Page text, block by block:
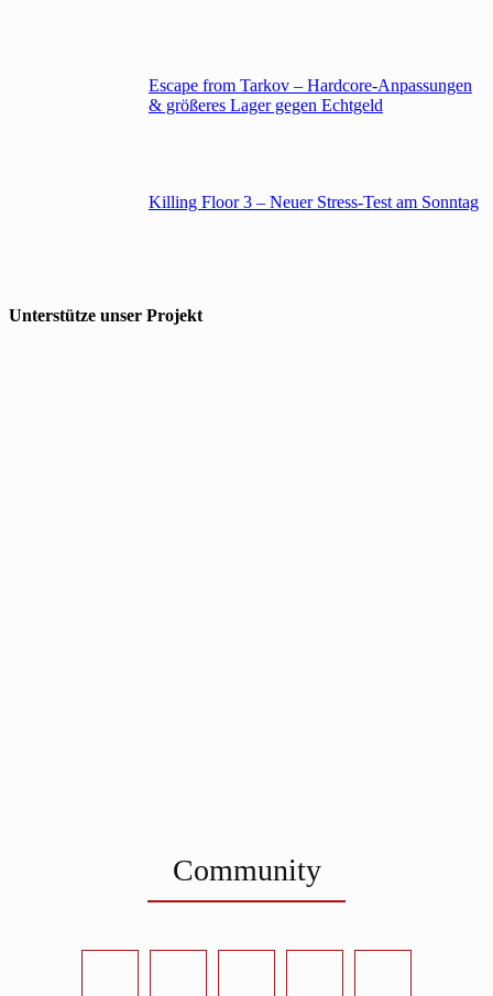
Escape from Tarkov – Hardcore-Anpassungen
& größeres Lager gegen Echtgeld
Killing Floor 3 – Neuer Stress-Test am Sonntag
Unterstütze unser Projekt
Community